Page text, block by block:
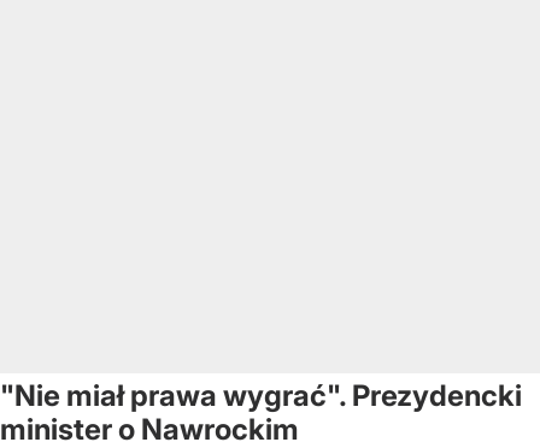
"Nie miał prawa wygrać". Prezydencki
minister o Nawrockim